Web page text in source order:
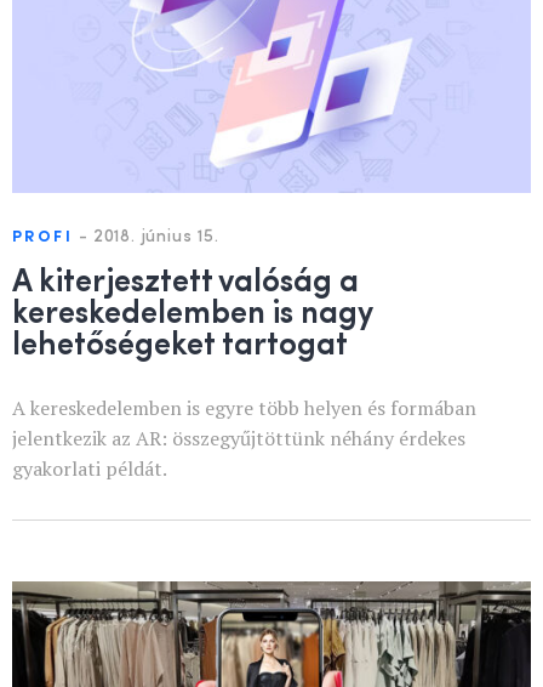
PROFI - 2018. június 15.
A kiterjesztett valóság a
kereskedelemben is nagy
lehetőségeket tartogat
A kereskedelemben is egyre több helyen és formában
jelentkezik az AR: összegyűjtöttünk néhány érdekes
gyakorlati példát.